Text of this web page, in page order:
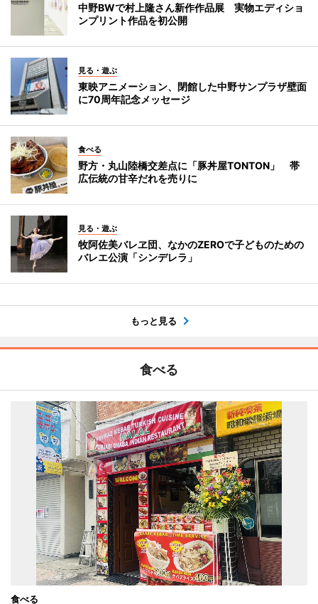
中野BWで村上隆さん新作作品展 実物エディショ
ンプリント作品を初公開
見る・遊ぶ
東映アニメーション、閉館した中野サンプラザ壁面
に70周年記念メッセージ
食べる
野方・丸山陸橋交差点に「豚丼屋TONTON」 帯
広伝統の甘辛だれを売りに
見る・遊ぶ
牧阿佐美バレヱ団、なかのZEROで子どものための
バレエ公演「シンデレラ」
もっと見る
食べる
食べる